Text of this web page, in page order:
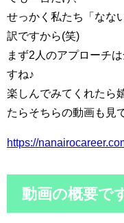
せっかく私たち「なな
訳ですから(笑)
まず2人のアプローチ
すね♪
楽しんでみてくれたら
たらそちらの動画も見
https://
動画の概要で